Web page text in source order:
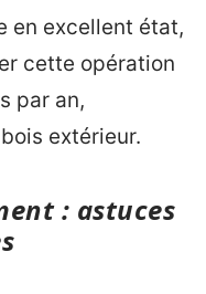
en excellent état,
cette opération
par an,
extérieur.
: astuces